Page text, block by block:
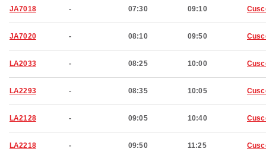
JA7018 - 07:30 09:10
JA7020 - 08:10 09:50
LA2033 - 08:25 10:00
LA2293 - 08:35 10:05
LA2128 - 09:05 10:40
LA2218 - 09:50 11:25